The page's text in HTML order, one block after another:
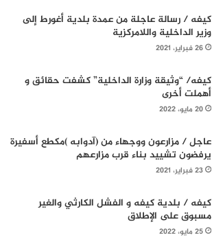
كيفه / رسالة عاجلة من عمدة بلدية أغورط إلى
وزير الداخلية واللامركزية
26 فبراير، 2021
كيفه/ “وثيقة وزارة الداخلية” كشفت حقائق و
أهملت أخرى
20 مايو، 2022
عاجل / مزارعون ووجهاء من (آدوابه )مكطع أسفيرة
يرفضون تشييد بناء قرب مزارعهم
23 فبراير، 2021
كيفه / بلدية كيفه و الفشل الكارثي والغير
مسبوق على الإطلاق
25 مايو، 2022